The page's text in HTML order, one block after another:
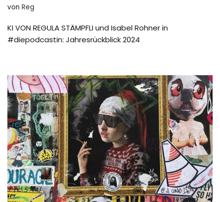
von Reg
KI VON REGULA STÄMPFLI und Isabel Rohner in
#diepodcastin: Jahresrückblick 2024